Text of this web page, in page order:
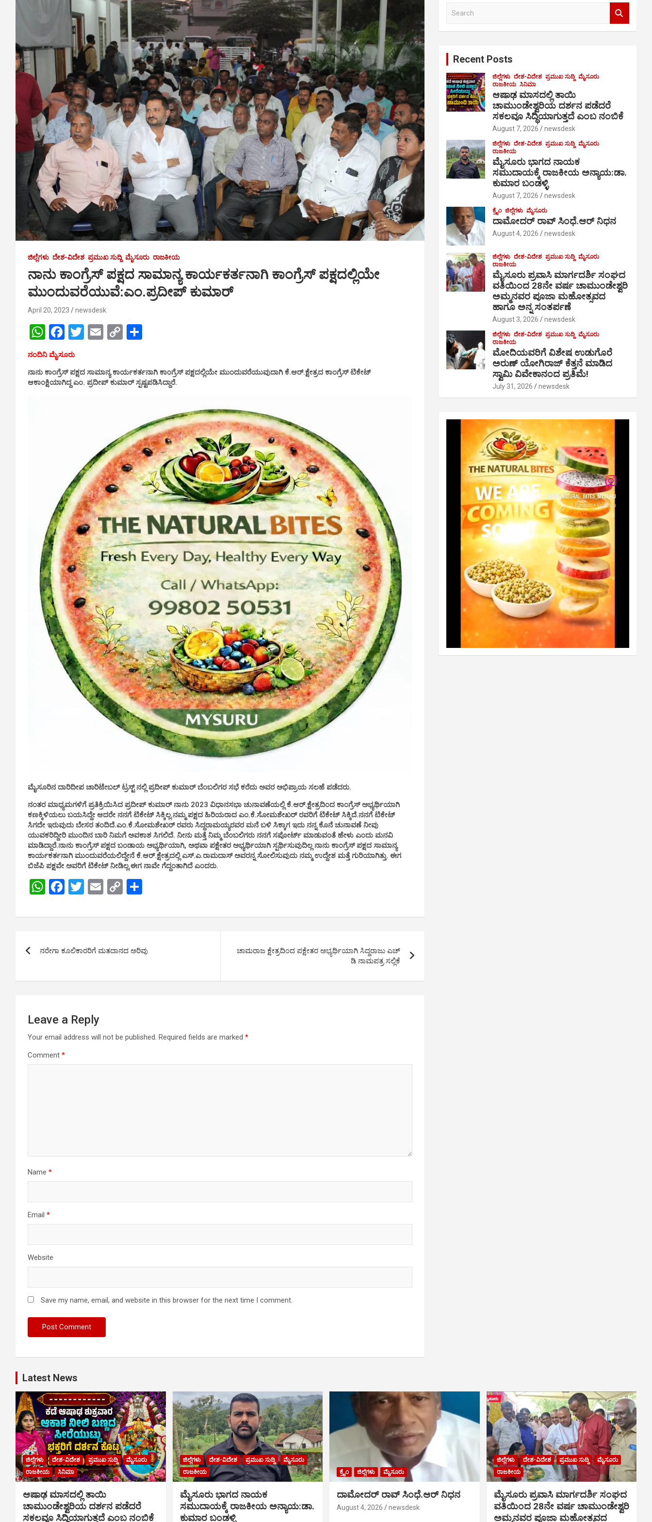
ಜಿಲ್ಲೆಗಳು ದೇಶ-ವಿದೇಶ ಪ್ರಮುಖ ಸುದ್ದಿ ಮೈಸೂರು ರಾಜಕೀಯ
ನಾನು ಕಾಂಗ್ರೆಸ್ ಪಕ್ಷದ ಸಾಮಾನ್ಯ ಕಾರ್ಯಕರ್ತನಾಗಿ ಕಾಂಗ್ರೆಸ್ ಪಕ್ಷದಲ್ಲಿಯೇ
ಮುಂದುವರೆಯುವೆ:ಎಂ.ಪ್ರದೀಪ್ ಕುಮಾರ್
April 20, 2023 newsdesk
W
h
at
s
A
F
a
ce
b
o
T
er
E
C
Li e
ನಂದಿನಿ ಮೈಸೂರು
ನಾನು ಕಾಂಗ್ರೆಸ್ ಪಕ್ಷದ ಸಾಮಾನ್ಯ ಕಾರ್ಯಕರ್ತನಾಗಿ ಕಾಂಗ್ರೆಸ್ ಪಕ್ಷದಲ್ಲಿಯೇ ಮುಂದುವರೆಯುವುದಾಗಿ ಕೆ.ಆರ್.ಕ್ಷೇತ್ರದ ಕಾಂಗ್ರೆಸ್ ಟಿಕೇಟ್
ಆಕಾಂಕ್ಷಿಯಾಗಿದ್ದ ಎಂ. ಪ್ರದೀಪ್ ಕುಮಾರ್ ಸ್ಪಷ್ಟಪಡಿಸಿದ್ದಾರೆ.
ಮೈಸೂರಿನ ದಾರಿದೀಪ ಚಾರಿಟೇಬಲ್ ಟ್ರಸ್ಟ್ ನಲ್ಲಿ ಪ್ರದೀಪ್ ಕುಮಾರ್ ಬೆಂಬಲಿಗರ ಸಭೆ ಕರೆದು ಅವರ ಅಭಿಪ್ರಾಯ ಸಲಹೆ ಪಡೆದರು.
ನಂತರ ಮಾಧ್ಯಮಗಳಿಗೆ ಪ್ರತಿಕ್ರಿಯಿಸಿದ ಪ್ರದೀಪ್ ಕುಮಾರ್ ನಾನು 2023 ವಿಧಾನಸಭಾ ಚುನಾವಣೆಯಲ್ಲಿ ಕೆ.ಆರ್.ಕ್ಷೇತ್ರದಿಂದ ಕಾಂಗ್ರೆಸ್ ಅಭ್ಯರ್ಥಿಯಾಗಿ
ಕಣಕ್ಕಿಳಿಯಲು ಬಯಸಿದ್ದೇ ಆದರೇ ನನಗೆ ಟಿಕೇಟ್ ಸಿಕ್ಕಿಲ್ಲ.ನಮ್ಮ ಪಕ್ಷದ ಹಿರಿಯರಾದ ಎಂ.ಕೆ.ಸೋಮಶೇಖರ್ ರವರಿಗೆ ಟಿಕೇಟ್ ಸಿಕ್ಕಿದೆ.ನನಗೆ ಟಿಕೇಟ್
ಸಿಗದೇ ಇರುವುದು ಬೇಸರ ತಂದಿದೆ.ಎಂ.ಕೆ.ಸೋಮಶೇಖರ್ ರವರು ಸಿದ್ದರಾಮಯ್ಯರವರ ಮನೆ ಬಳಿ ಸಿಕ್ಕಾಗ ಇದು ನನ್ನ ಕೊನೆ ಚುನಾವಣೆ ನೀವು
ಯುವಕರಿದ್ದೀರಿ ಮುಂದಿನ ಬಾರಿ ನಿಮಗೆ ಅವಕಾಶ ಸಿಗಲಿದೆ. ನೀನು ಮತ್ತೆ ನಿಮ್ಮ ಬೆಂಬಲಿಗರು ನನಗೆ ಸಪೋರ್ಟ್ ಮಾಡುವಂತೆ ಹೇಳು ಎಂದು ಮನವಿ
ಮಾಡಿದ್ದಾರೆ.ನಾನು ಕಾಂಗ್ರೆಸ್ ಪಕ್ಷದ ಬಂಡಾಯ ಅಭ್ಯರ್ಥಿಯಾಗಿ, ಅಥವಾ ಪಕ್ಷೇತರ ಅಭ್ಯರ್ಥಿಯಾಗಿ ಸ್ಪರ್ಥಿಸುವುದಿಲ್ಲ ನಾನು ಕಾಂಗ್ರೆಸ್ ಪಕ್ಷದ ಸಾಮಾನ್ಯ
ಕಾರ್ಯಕರ್ತನಾಗಿ ಮುಂದುವರೆಯಲಿದ್ದೇನೆ ಕೆ.ಆರ್.ಕ್ಷೇತ್ರದಲ್ಲಿ ಎಸ್.ಎ.ರಾಮದಾಸ್ ಅವರನ್ನ ಸೋಲಿಸುವುದು ನಮ್ಮ ಉದ್ದೇಶ ಮತ್ತೆ ಗುರಿಯಾಗಿತ್ತು. ಈಗ
ಬಿಜೆಪಿ ಪಕ್ಷವೇ ಅವರಿಗೆ ಟಿಕೇಟ್ ನೀಡಿಲ್ಲ.ಈಗ ನಾವೇ ಗೆದ್ದಂತಾಗಿದೆ ಎಂದರು.
W
at
A
p
F
ce
o
k
T
tt
E
ail
C
py
n
ar
ನರೇಗಾ ಕೂಲಿಕಾರರಿಗೆ ಮತದಾನದ ಅರಿವು
ಚಾಮರಾಜ ಕ್ಷೇತ್ರದಿಂದ ಪಕ್ಷೇತರ ಅಭ್ಯರ್ಥಿಯಾಗಿ ಸಿದ್ದರಾಜು ಎಚ್
ಡಿ ನಾಮಪತ್ರ ಸಲ್ಲಿಕೆ
Leave a Reply
Your email address will not be published. Required fields are marked *
Comment *
Name *
Email *
Website
Save my name, email, and website in this browser for the next time I comment.
Recent Posts
ಜಿಲ್ಲೆಗಳು ದೇಶ-ವಿದೇಶ ಪ್ರಮುಖ ಸುದ್ದಿ ಮೈಸೂರು
ರಾಜಕೀಯ ಸಿನಿಮಾ
ಆಷಾಢ ಮಾಸದಲ್ಲಿ ತಾಯಿ
ಚಾಮುಂಡೇಶ್ವರಿಯ ದರ್ಶನ ಪಡೆದರೆ
ಸಕಲವೂ ಸಿದ್ಧಿಯಾಗುತ್ತದೆ ಎಂಬ ನಂಬಿಕೆ
August 7, 2026 newsdesk
ಜಿಲ್ಲೆಗಳು ದೇಶ-ವಿದೇಶ ಪ್ರಮುಖ ಸುದ್ದಿ ಮೈಸೂರು
ರಾಜಕೀಯ
ಮೈಸೂರು ಭಾಗದ ನಾಯಕ
ಸಮುದಾಯಕ್ಕೆ ರಾಜಕೀಯ ಅನ್ಯಾಯ:ಡಾ.
ಕುಮಾರ ಬಂಡಳ್ಳಿ
August 7, 2026 newsdesk
ಕ್ರೈಂ ಜಿಲ್ಲೆಗಳು ಮೈಸೂರು
ದಾಮೋದರ್ ರಾವ್ ಸಿಂಧೆ.ಆರ್ ನಿಧನ
August 4, 2026 newsdesk
ಜಿಲ್ಲೆಗಳು ದೇಶ-ವಿದೇಶ ಪ್ರಮುಖ ಸುದ್ದಿ ಮೈಸೂರು
ರಾಜಕೀಯ
ಮೈಸೂರು ಪ್ರವಾಸಿ ಮಾರ್ಗದರ್ಶಿ ಸಂಘದ
ವತಿಯಿಂದ 28ನೇ ವರ್ಷ ಚಾಮುಂಡೇಶ್ವರಿ
ಅಮ್ಮನವರ ಪೂಜಾ ಮಹೋತ್ಸವದ
ಹಾಗೂ ಅನ್ನ ಸಂತರ್ಪಣೆ
August 3, 2026 newsdesk
ಜಿಲ್ಲೆಗಳು ದೇಶ-ವಿದೇಶ ಪ್ರಮುಖ ಸುದ್ದಿ ಮೈಸೂರು
ರಾಜಕೀಯ
ಮೋದಿಯವರಿಗೆ ವಿಶೇಷ ಉಡುಗೊರೆ
ಅರುಣ್ ಯೋಗಿರಾಜ್ ಕೆತ್ತನೆ ಮಾಡಿದ
ಸ್ವಾಮಿ ವಿವೇಕಾನಂದ ಪ್ರತಿಮೆ!
July 31, 2026 newsdesk
Latest News
ಜಿಲ್ಲೆಗಳು ದೇಶ-ವಿದೇಶ ಪ್ರಮುಖ ಸುದ್ದಿ
ಮೈಸೂರು
ರಾಜಕೀಯ
ಸಿನಿಮಾ
ಆಷಾಢ ಮಾಸದಲ್ಲಿ ತಾಯಿ
ಚಾಮುಂಡೇಶ್ವರಿಯ ದರ್ಶನ ಪಡೆದರೆ
ಸಕಲವೂ ಸಿದ್ಧಿಯಾಗುತ್ತದೆ ಎಂಬ ನಂಬಿಕೆ
ಜಿಲ್ಲೆಗಳು ದೇಶ-ವಿದೇಶ ಪ್ರಮುಖ ಸುದ್ದಿ
ಮೈಸೂರು
ರಾಜಕೀಯ
ಮೈಸೂರು ಭಾಗದ ನಾಯಕ
ಸಮುದಾಯಕ್ಕೆ ರಾಜಕೀಯ ಅನ್ಯಾಯ:ಡಾ.
ಕುಮಾರ ಬಂಡಳ್ಳಿ
ಕ್ರೈಂ ಜಿಲ್ಲೆಗಳು ಮೈಸೂರು
ದಾಮೋದರ್ ರಾವ್ ಸಿಂಧೆ.ಆರ್ ನಿಧನ
August 4, 2026 newsdesk
ಜಿಲ್ಲೆಗಳು ದೇಶ-ವಿದೇಶ ಪ್ರಮುಖ ಸುದ್ದಿ
ಮೈಸೂರು
ರಾಜಕೀಯ
ಮೈಸೂರು ಪ್ರವಾಸಿ ಮಾರ್ಗದರ್ಶಿ ಸಂಘದ
ವತಿಯಿಂದ 28ನೇ ವರ್ಷ ಚಾಮುಂಡೇಶ್ವರಿ
ಅಮ್ಮನವರ ಪೂಜಾ ಮಹೋತ್ಸವದ